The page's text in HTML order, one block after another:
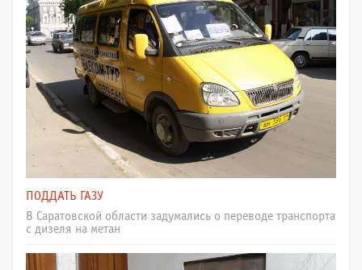
ПОДДАТЬ ГАЗУ
В Саратовской области задумались о переводе транспорта
с дизеля на метан